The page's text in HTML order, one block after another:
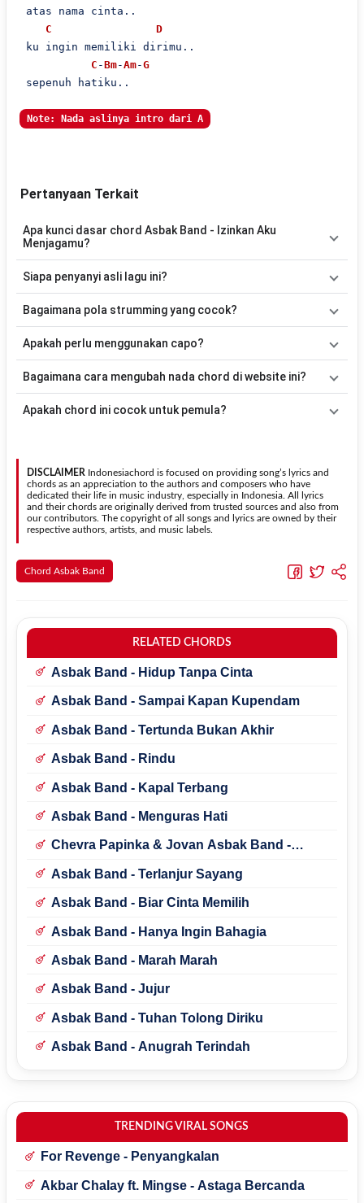
atas nama cinta..
C
D
ku ingin memiliki dirimu..
C -Bm-Am-G
sepenuh hatiku..
Note: Nada aslinya intro dari A
Pertanyaan Terkait
Apa kunci dasar chord Asbak Band - Izinkan Aku
Menjagamu?
Em, Am, C, Bm. Versi chord ini telah disederhanakan sehingga
belajar memainkan lagu ini.
Siapa penyanyi asli lagu ini?
olehAsbak Band. Pada halaman ini tersedia versi chord gitar yang
Bagaimana pola strumming yang cocok?
acuan, kamu dapat menggunakan pola
laguIzinkan Aku Menjagamu .
Apakah perlu menggunakan capo?
kunci dasarG. Jika ingin mengikuti nada asli penyanyi, kamu dapat
kebutuhan.
Bagaimana cara mengubah nada chord di website ini?
Transpose (bawah)untuk menurunkan nada. Seluruh chord akan
Apakah chord ini cocok untuk pemula?
dipelajari oleh pemula tanpa menghilangkan struktur dasar lagu.
DISCLAIMER Indonesiachord is focused on providing song’s lyrics and
chords as an appreciation to the authors and composers who have
dedicated their life in music industry, especially in Indonesia. All lyrics
and their chords are originally derived from trusted sources and also from
our contributors. The copyright of all songs and lyrics are owned by their
respective authors, artists, and music labels.
Chord Asbak Band
RELATED CHORDS
Asbak Band - Hidup Tanpa Cinta
Asbak Band - Sampai Kapan Kupendam
Asbak Band - Tertunda Bukan Akhir
Asbak Band - Rindu
Asbak Band - Kapal Terbang
Asbak Band - Menguras Hati
Chevra Papinka & Jovan Asbak Band -
Asbak Band - Terlanjur Sayang
Asbak Band - Biar Cinta Memilih
Asbak Band - Hanya Ingin Bahagia
Asbak Band - Marah Marah
Asbak Band - Jujur
Asbak Band - Tuhan Tolong Diriku
Asbak Band - Anugrah Terindah
TRENDING VIRAL SONGS
For Revenge - Penyangkalan
Akbar Chalay ft. Mingse - Astaga Bercanda